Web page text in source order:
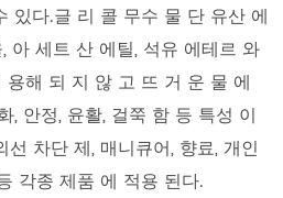
있다.글 리 콜 무수 물 단 유산 에
아 세트 산 에틸, 석유 에테르 와
해 되 지 않 고 뜨 거 운 물 에
, 안정, 윤활, 걸쭉 함 등 특성 이
차단 제, 매니큐어, 향료, 개인
각종 제품 에 적용 된다.